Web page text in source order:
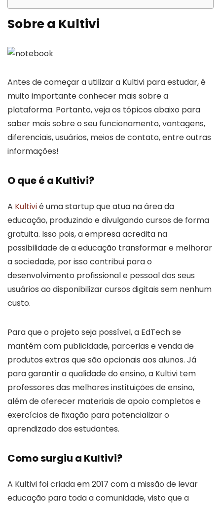
Sobre a Kultivi
Antes de começar a utilizar a Kultivi para estudar, é
muito importante conhecer mais sobre a
plataforma. Portanto, veja os tópicos abaixo para
saber mais sobre o seu funcionamento, vantagens,
diferenciais, usuários, meios de contato, entre outras
informações!
O que é a Kultivi?
A Kultivié uma startup que atua na área da
educação, produzindo e divulgando cursos de forma
gratuita. Isso pois, a empresa acredita na
possibilidade de a educação transformar e melhorar
a sociedade, por isso contribui para o
desenvolvimento profissional e pessoal dos seus
usuários ao disponibilizar cursos digitais sem nenhum
custo.
Para que o projeto seja possível, a EdTech se
mantém com publicidade, parcerias e venda de
produtos extras que são opcionais aos alunos. Já
para garantir a qualidade do ensino, a Kultivi tem
professores das melhores instituições de ensino,
além de oferecer materiais de apoio completos e
exercícios de fixação para potencializar o
aprendizado dos estudantes.
Como surgiu a Kultivi?
A Kultivi foi criada em 2017 com a missão de levar
educação para toda a comunidade, visto que a